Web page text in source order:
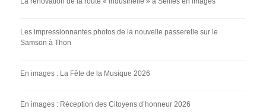
Les impressionnantes photos de la nouvelle passerelle sur le
Samson à Thon
En images : La Fête de la Musique 2026
En images : Réception des Citoyens d’honneur 2026